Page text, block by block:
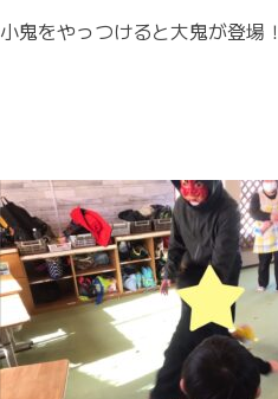
小鬼をやっつけると大鬼が登場！